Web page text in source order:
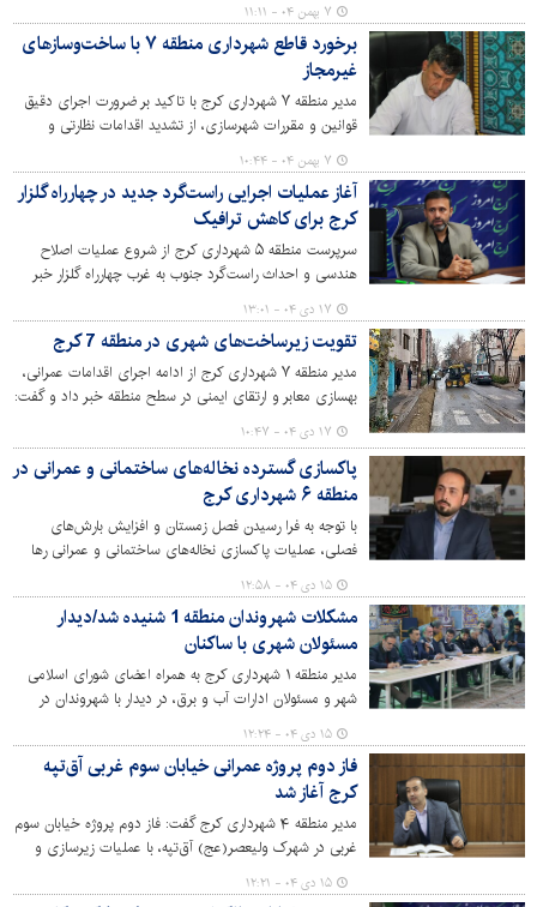
برای این منطقه در ماه‌های آینده خبر داد.
۷ بهمن ۰۴ - ۱۱:۱۱
برخورد قاطع شهرداری منطقه ۷ با ساخت‌وسازهای
غیرمجاز
مدیر منطقه ۷ شهرداری کرج با تاکید بر ضرورت اجرای دقیق
قوانین و مقررات شهرسازی، از تشدید اقدامات نظارتی و
برخورد قانونی با هرگونه ساخت‌وساز غیرمجاز در سطح منطقه
خبر داد و نقش اداره پیشگیری و رفع تخلفات شهری را در
حفظ ایمنی و نظم شهری موثر دانست.
۷ بهمن ۰۴ - ۱۰:۴۴
آغاز عملیات اجرایی راست‌گرد جدید در چهارراه گلزار
کرج برای کاهش ترافیک
سرپرست منطقه ۵ شهرداری کرج از شروع عملیات اصلاح
هندسی و احداث راست‌گرد جنوب به غرب چهارراه گلزار خبر
داد که با هدف کاهش بار ترافیکی و افزایش ایمنی در این
محدوده اجرایی می‌شود.
۱۷ دی ۰۴ - ۱۳:۰۱
تقویت زیرساخت‌های شهری در منطقه 7 کرج
مدیر منطقه ۷ شهرداری کرج از ادامه اجرای اقدامات عمرانی،
بهسازی معابر و ارتقای ایمنی در سطح منطقه خبر داد و گفت:
این اقدامات با هدف رسیدگی به مطالبات شهروندان و بهبود
کیفیت فضاهای شهری در حال انجام است.
۱۷ دی ۰۴ - ۱۰:۴۷
پاکسازی گسترده نخاله‌های ساختمانی و عمرانی در
منطقه ۶ شهرداری کرج
با توجه به فرا رسیدن فصل زمستان و افزایش بارش‌های
فصلی، عملیات پاکسازی نخاله‌های ساختمانی و عمرانی رها
ماشین‌آلات ویژه زمستانی با سرعت و ایمنی بیشتر در حال
انجام است.
۱۵ دی ۰۴ - ۱۲:۵۸
مشکلات شهروندان منطقه 1 شنیده شد/دیدار
مسئولان شهری با ساکنان
مدیر منطقه ۱ شهرداری کرج به همراه اعضای شورای اسلامی
شهر و مسئولان ادارات آب و برق، در دیدار با شهروندان در
مسجد جامع کرج، به بررسی مشکلات و درخواست‌های
شهروندان پرداختند و بر ثبت و پیگیری موضوعات طرح شده
تأکید کردند.
۱۵ دی ۰۴ - ۱۲:۲۴
فاز دوم پروژه عمرانی خیابان سوم غربی آق‌تپه
کرج آغاز شد
مدیر منطقه ۴ شهرداری کرج گفت: فاز دوم پروژه خیابان سوم
غربی در شهرک ولیعصر(عج) آق‌تپه، با عملیات زیرسازی و
مخلوط‌ریزی آغاز شد. این پروژه که از درخواست‌های دیرینه
ساکنان بود، مراحل نهایی خود را برای آسفالت‌ریزی و
۱۵ دی ۰۴ - ۱۲:۲۱